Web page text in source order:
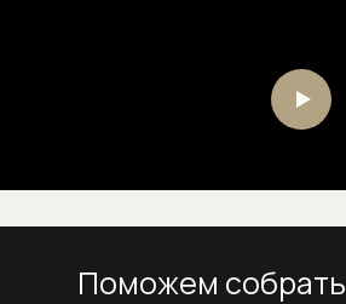
Картриджи для смесителей
Сифоны
Сифоны и выпуски
Поможем собрать